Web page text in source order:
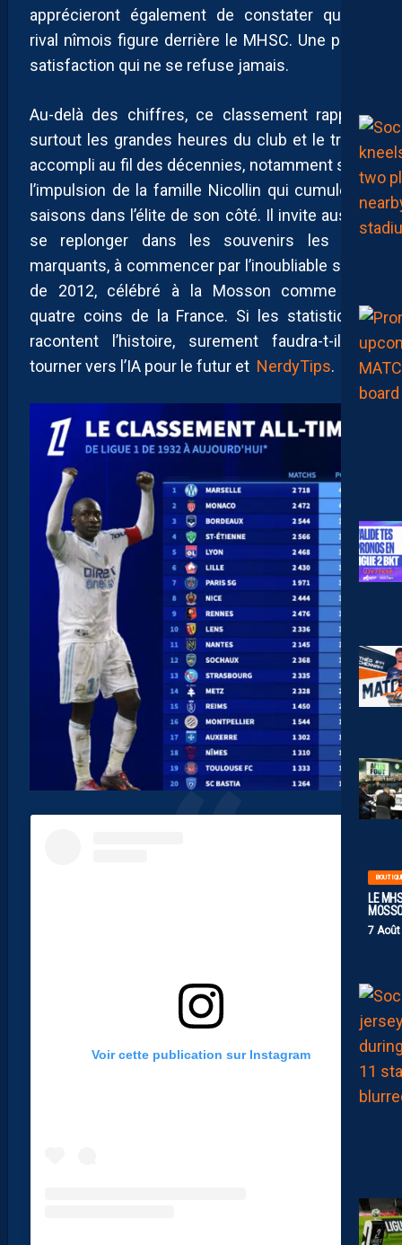
LE
7
apprécieront également de constater que le
rival nîmois figure derrière le MHSC. Une petite
satisfaction qui ne se refuse jamais.
Au-delà des chiffres, ce classement rappelle
surtout les grandes heures du club et le travail
accompli au fil des décennies, notamment sous
l’impulsion de la famille Nicollin qui cumule 33
saisons dans l’élite de son côté. Il invite aussi à
se replonger dans les souvenirs les plus
marquants, à commencer par l’inoubliable sacre
de 2012, célébré à la Mosson comme aux
quatre coins de la France. Si les statistiques
racontent l’histoire, surement faudra-t-il se
tourner vers l’IA pour le futur et NerdyTips.
Voir cette publication sur Instagram